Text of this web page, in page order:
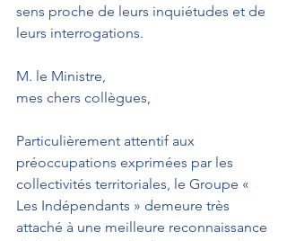
sens proche de leurs inquiétudes et de
leurs interrogations.
M. le Ministre,
mes chers collègues,
Particulièrement attentif aux
préoccupations exprimées par les
collectivités territoriales, le Groupe «
Les Indépendants » demeure très
attaché à une meilleure reconnaissance